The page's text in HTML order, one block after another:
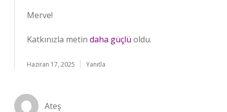
Merve!
Katkınızla metin daha güçlü oldu.
Haziran 17, 2025 Yanıtla
Ateş